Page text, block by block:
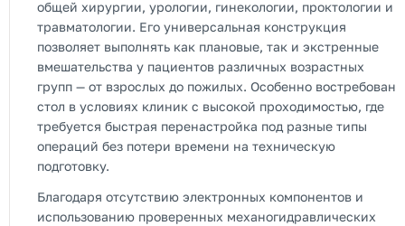
общей хирургии, урологии, гинекологии, проктологии и
травматологии. Его универсальная конструкция
позволяет выполнять как плановые, так и экстренные
вмешательства у пациентов различных возрастных
групп — от взрослых до пожилых. Особенно востребован
стол в условиях клиник с высокой проходимостью, где
требуется быстрая перенастройка под разные типы
операций без потери времени на техническую
подготовку.
Благодаря отсутствию электронных компонентов и
использованию проверенных механогидравлических